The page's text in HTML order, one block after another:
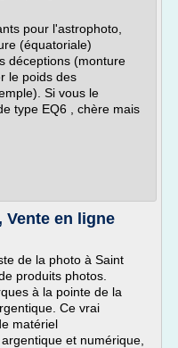
pour l'astrophoto,
(équatoriale)
déceptions (monture
le poids des
Si vous le
type EQ6 , chère mais
Vente en ligne
de la photo à Saint
produits photos.
à la pointe de la
Ce vrai
matériel
et numérique,